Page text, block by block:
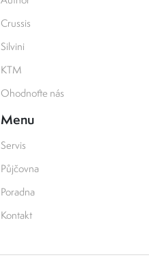
Crussis
Silvini
KTM
Ohodnoťte nás
Menu
Servis
Půjčovna
Poradna
Kontakt